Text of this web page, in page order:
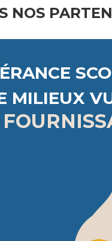
NOS
MILIEUX